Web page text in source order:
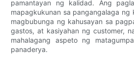
pamantayan ng kalidad. Ang
mapagkukunan sa pangangalaga ng
magbubunga ng kahusayan sa
gastos, at kasiyahan ng customer,
mahalagang aspeto ng
panaderya.